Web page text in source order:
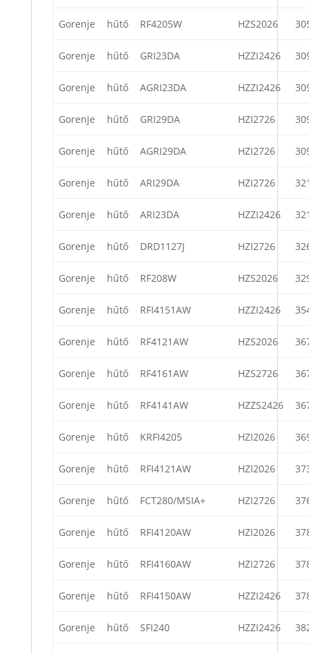
Gorenje hűtő RF4205W HZS2026
Gorenje hűtő GRI23DA HZZI2426
Gorenje hűtő AGRI23DA HZZI2426
Gorenje hűtő GRI29DA HZI2726
Gorenje hűtő AGRI29DA HZI2726
Gorenje hűtő ARI29DA HZI2726
Gorenje hűtő ARI23DA HZZI2426
Gorenje hűtő DRD1127J HZI2726
Gorenje hűtő RF208W HZS2026
Gorenje hűtő RFI4151AW HZZI2426
Gorenje hűtő RF4121AW HZS2026
Gorenje hűtő RF4161AW HZS2726
Gorenje hűtő RF4141AW HZZS2426
Gorenje hűtő KRFI4205 HZI2026
Gorenje hűtő RFI4121AW HZI2026
Gorenje hűtő FCT280/MSIA+ HZI2726
Gorenje hűtő RFI4120AW HZI2026
Gorenje hűtő RFI4160AW HZI2726
Gorenje hűtő RFI4150AW HZZI2426
Gorenje hűtő SFI240 HZZI2426